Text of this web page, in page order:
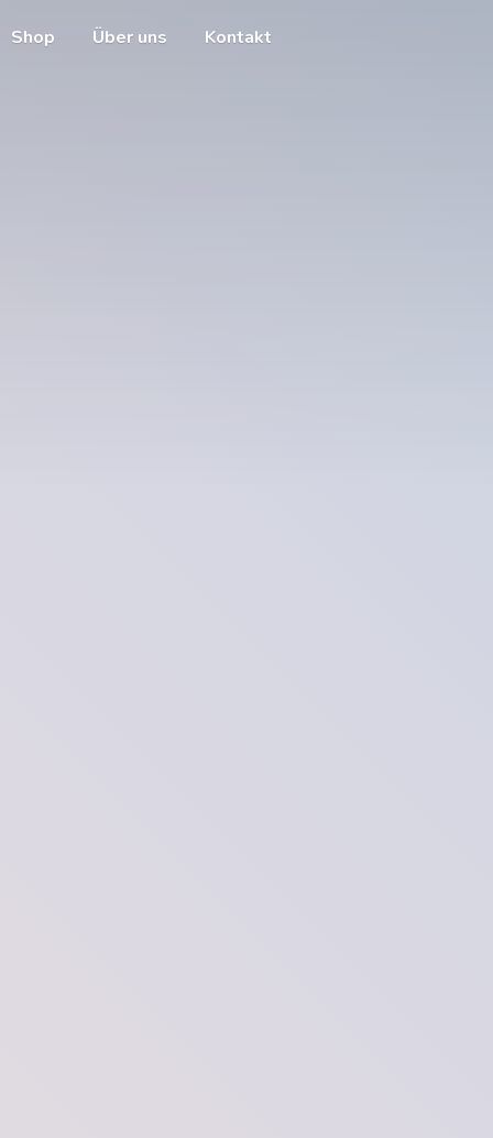
Shop Über uns Kontakt